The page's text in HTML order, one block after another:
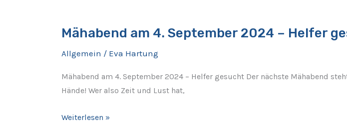
Mähabend am 4. September 2024 – Helfer
Allgemein / Eva Hartung
Mähabend am 4. September 2024 – Helfer gesucht Der nächste Mähabend
Hände! Wer also Zeit und Lust hat,
4.
2024
–
Helfer
Weiterlesen »